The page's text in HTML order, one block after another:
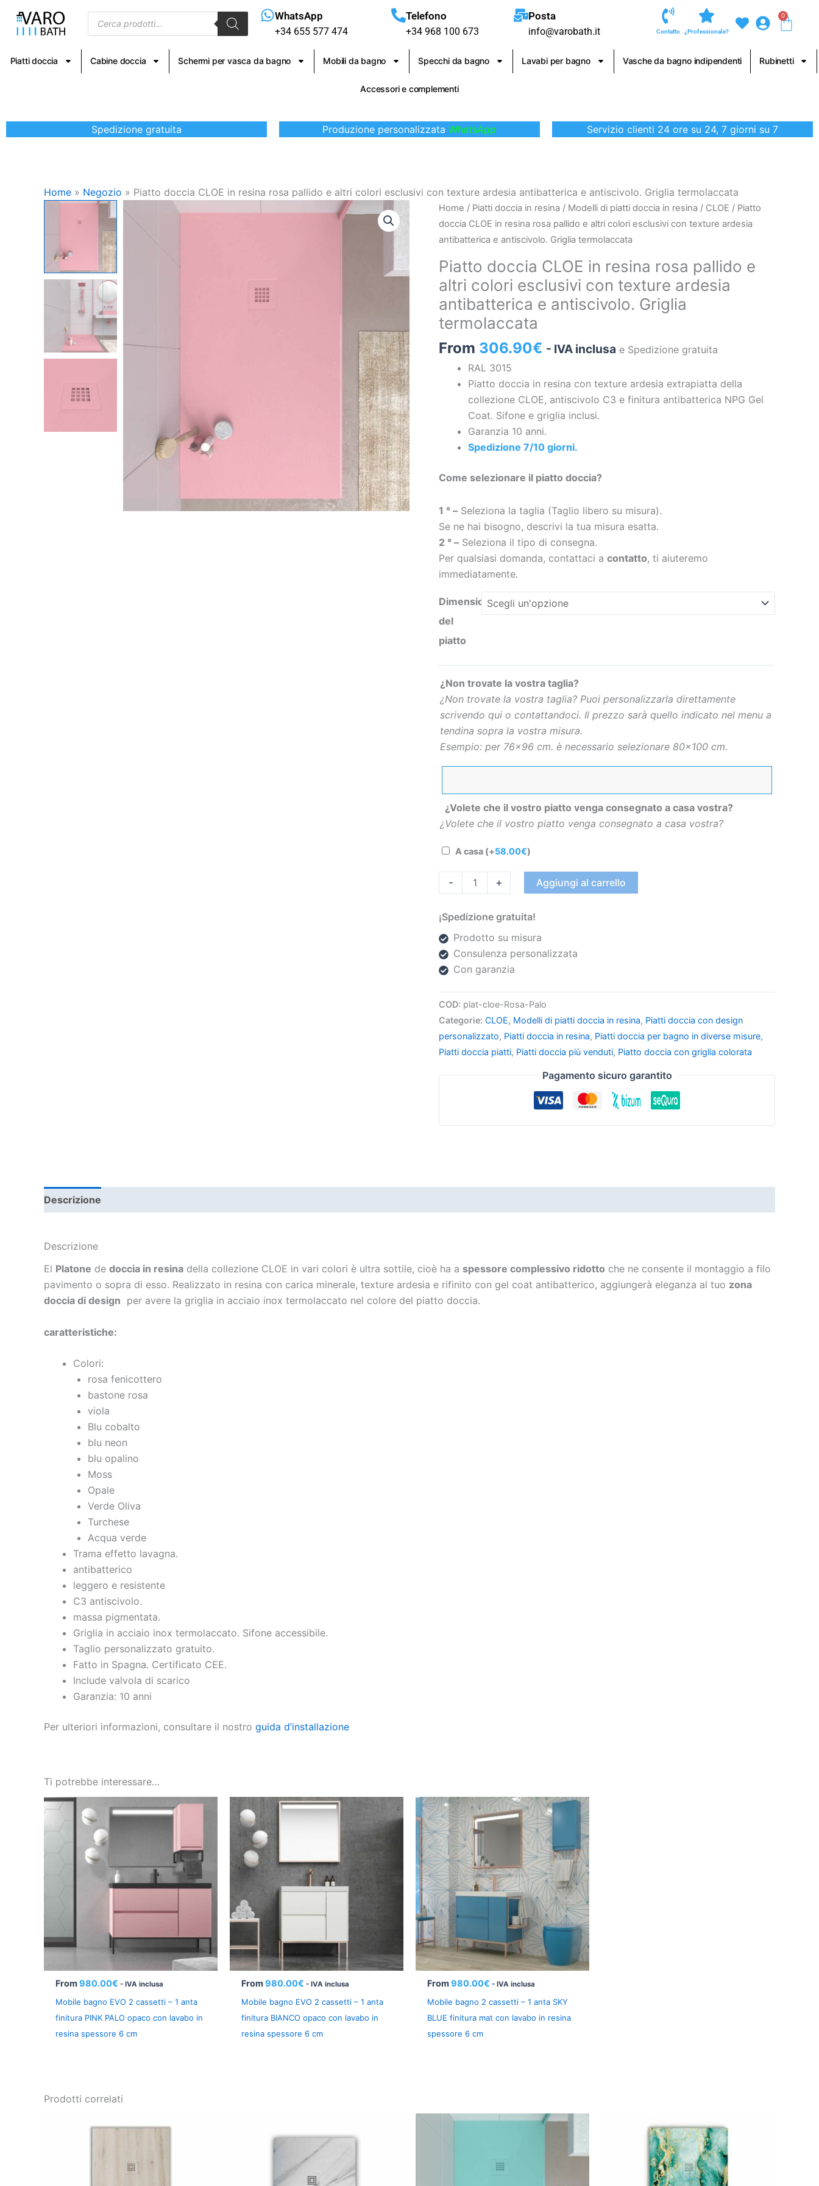
contenuto
Products
search
WhatsApp
+34 655 577 474
Telefono
+34 968 100 673
Posta
info@varobath.it Contatto ¿Professionale?
0
Piatti doccia Cabine doccia Schermi per vasca da bagno Mobili da bagno Specchi da bagno Lavabi per bagno Vasche da bagno indipendenti Rubinetti
Accessori e complementi
Spedizione gratuita Produzione personalizzataWhatsApp Servizio clienti 24 ore su 24, 7 giorni su 7
Home » Negozio » Piatto doccia CLOE in resina rosa pallido e altri colori esclusivi con texture ardesia antibatterica e antiscivolo. Griglia termolaccata
Home / Piatti doccia in resina / Modelli di piatti doccia in resina / CLOE / Piatto
doccia CLOE in resina rosa pallido e altri colori esclusivi con texture ardesia
antibatterica e antiscivolo. Griglia termolaccata
Piatto doccia CLOE in resina rosa pallido e
altri colori esclusivi con texture ardesia
antibatterica e antiscivolo. Griglia
termolaccata
From 306.90€ - IVA inclusa e Spedizione gratuita
RAL 3015
Piatto doccia in resina con texture ardesia extrapiatta della
collezione CLOE, antiscivolo C3 e finitura antibatterica NPG Gel
Coat. Sifone e griglia inclusi.
Garanzia 10 anni.
Spedizione 7/10 giorni.
Come selezionare il piatto doccia?
1 ° – Seleziona la taglia (Taglio libero su misura).
Se ne hai bisogno, descrivi la tua misura esatta.
2 ° – Seleziona il tipo di consegna.
Per qualsiasi domanda, contattaci a contatto, ti aiuteremo
immediatamente.
Dimensioni
del
piatto
¿Non trovate la vostra taglia?
¿Non trovate la vostra taglia? Puoi personalizzarla direttamente
scrivendo qui o contattandoci. Il prezzo sarà quello indicato nel menu a
tendina sopra la vostra misura.
Esempio: per 76×96 cm. è necessario selezionare 80×100 cm.
¿Volete che il vostro piatto venga consegnato a casa vostra?
¿Volete che il vostro piatto venga consegnato a casa vostra?
A casa (+58.00€)
-
Piatto
doccia
CLOE
resina
rosa
pallido
e
colori
esclusivi
texture
ardesia
antibatterica
Griglia
quantità
+ Aggiungi al carrello
¡Spedizione gratuita!
Prodotto su misura
Consulenza personalizzata
Con garanzia
COD: plat-cloe-Rosa-Palo
Categorie: CLOE, Modelli di piatti doccia in resina, Piatti doccia con design
personalizzato, Piatti doccia in resina, Piatti doccia per bagno in diverse misure,
Piatti doccia piatti, Piatti doccia più venduti, Piatto doccia con griglia colorata
Pagamento sicuro garantito
Descrizione
Descrizione
El Platone de doccia in resina della collezione CLOE in vari colori è ultra sottile, cioè ha a spessore complessivo ridotto che ne consente il montaggio a filo
pavimento o sopra di esso. Realizzato in resina con carica minerale, texture ardesia e rifinito con gel coat antibatterico, aggiungerà eleganza al tuo zona
doccia di design per avere la griglia in acciaio inox termolaccato nel colore del piatto doccia.
caratteristiche:
Colori:
rosa fenicottero
bastone rosa
viola
Blu cobalto
blu neon
blu opalino
Moss
Opale
Verde Oliva
Turchese
Acqua verde
Trama effetto lavagna.
antibatterico
leggero e resistente
C3 antiscivolo.
massa pigmentata.
Griglia in acciaio inox termolaccato. Sifone accessibile.
Taglio personalizzato gratuito.
Fatto in Spagna. Certificato CEE.
Include valvola di scarico
Garanzia: 10 anni
Per ulteriori informazioni, consultare il nostro guida d’installazione
Ti potrebbe interessare…
From980.00€ - IVA inclusa
Mobile bagno EVO 2 cassetti – 1 anta
finitura PINK PALO opaco con lavabo in
resina spessore 6 cm
From980.00€ - IVA inclusa
Mobile bagno EVO 2 cassetti – 1 anta
finitura BIANCO opaco con lavabo in
resina spessore 6 cm
From980.00€ - IVA inclusa
Mobile bagno 2 cassetti – 1 anta SKY
BLUE finitura mat con lavabo in resina
spessore 6 cm
Prodotti correlati